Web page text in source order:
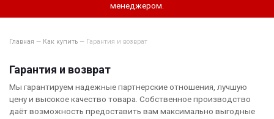
менеджером.
Главная — Как купить — Гарантия и возврат
Гарантия и возврат
Мы гарантируем надежные партнерские отношения , лучшую
цену и высокое качество товара. Собственное производство
даёт возможность предоставить вам максимально выгодные